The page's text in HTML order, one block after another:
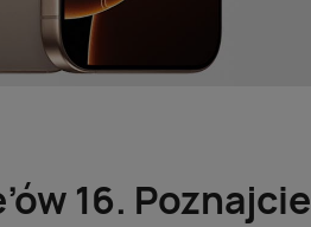
16. Poznajcie